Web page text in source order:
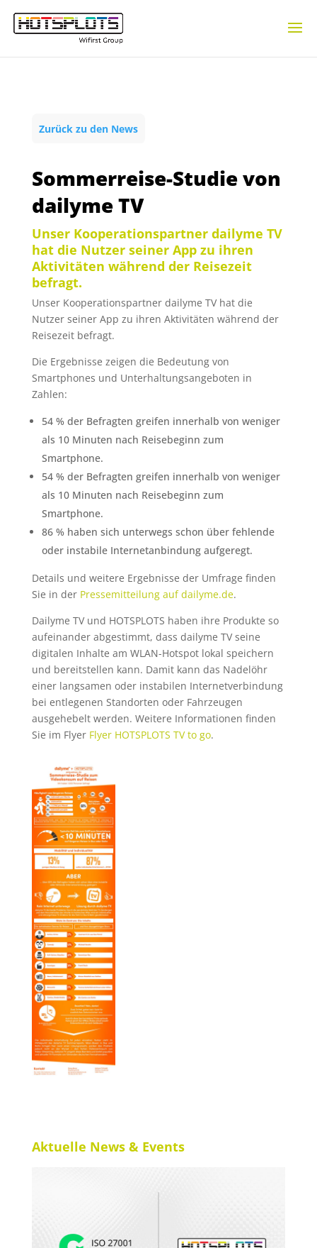
Zurück zu den News
Sommerreise-Studie von
dailyme TV
Unser Kooperationspartner dailyme TV
hat die Nutzer seiner App zu ihren
Aktivitäten während der Reisezeit
befragt.
Unser Kooperationspartner dailyme TV hat die
Nutzer seiner App zu ihren Aktivitäten während der
Reisezeit befragt.
Die Ergebnisse zeigen die Bedeutung von
Smartphones und Unterhaltungsangeboten in
Zahlen:
54 % der Befragten greifen innerhalb von weniger
als 10 Minuten nach Reisebeginn zum
Smartphone.
54 % der Befragten greifen innerhalb von weniger
als 10 Minuten nach Reisebeginn zum
Smartphone.
86 % haben sich unterwegs schon über fehlende
oder instabile Internetanbindung aufgeregt.
Details und weitere Ergebnisse der Umfrage finden
Sie in der Pressemitteilung auf dailyme.de.
Dailyme TV und HOTSPLOTS haben ihre Produkte so
aufeinander abgestimmt, dass dailyme TV seine
digitalen Inhalte am WLAN-Hotspot lokal speichern
und bereitstellen kann. Damit kann das Nadelöhr
einer langsamen oder instabilen Internetverbindung
bei entlegenen Standorten oder Fahrzeugen
ausgehebelt werden. Weitere Informationen finden
Sie im Flyer Flyer HOTSPLOTS TV to go.
Aktuelle News & Events